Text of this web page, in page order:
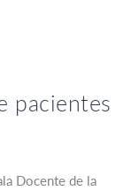
pacientes
Docente de la